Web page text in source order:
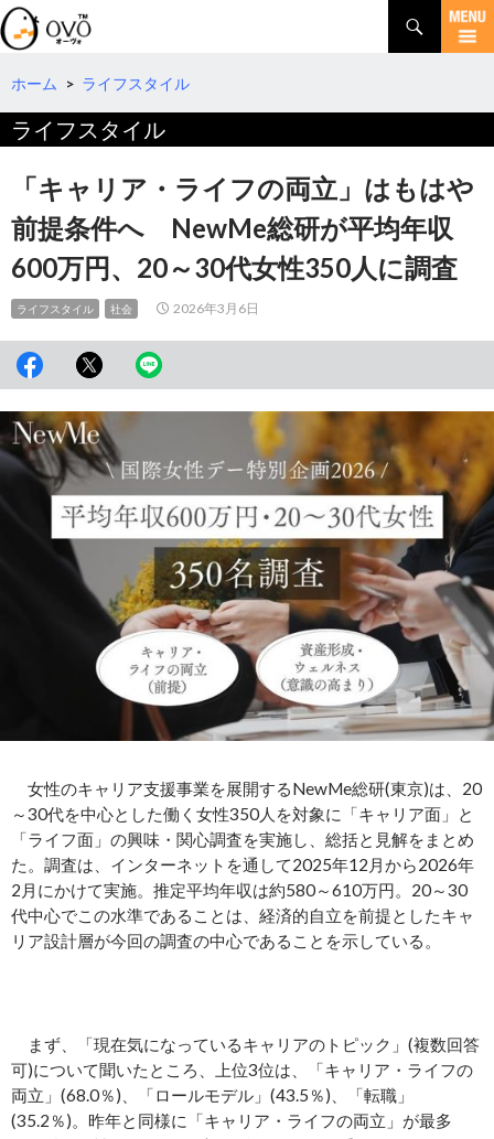
検
索
コ
テ
ツ
へ
ホーム > ライフスタイル
ライフスタイル
「キャリア・ライフの両立」はもはや
前提条件へ NewMe総研が平均年収
600万円、20～30代女性350人に調査
ライフスタイル 社会 2026年3月6日
女性のキャリア支援事業を展開するNewMe総研(東京)は、20
～30代を中心とした働く女性350人を対象に「キャリア面」と
「ライフ面」の興味・関心調査を実施し、総括と見解をまとめ
た。調査は、インターネットを通して2025年12月から2026年
2月にかけて実施。推定平均年収は約580～610万円。20～30
代中心でこの水準であることは、経済的自立を前提としたキャ
リア設計層が今回の調査の中心であることを示している。
まず、「現在気になっているキャリアのトピック」(複数回答
可)について聞いたところ、上位3位は、「キャリア・ライフの
両立」(68.0％)、「ロールモデル」(43.5％)、「転職」
(35.2％)。昨年と同様に「キャリア・ライフの両立」が最多